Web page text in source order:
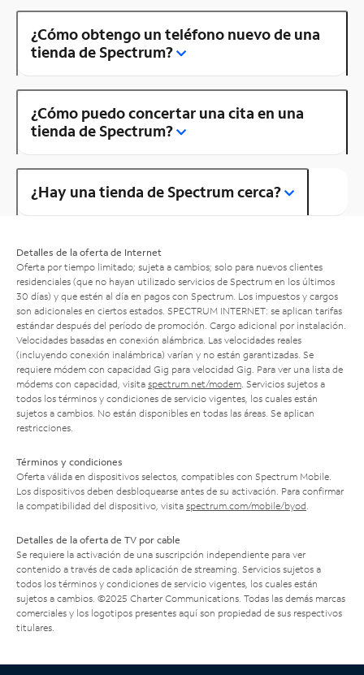
¿Cómo obtengo un teléfono nuevo de una
tienda de Spectrum?
¿Cómo puedo concertar una cita en una
tienda de Spectrum?
¿Hay una tienda de Spectrum cerca?
Detalles de la oferta de Internet
Oferta por tiempo limitado; sujeta a cambios; solo para nuevos clientes
residenciales (que no hayan utilizado servicios de Spectrum en los últimos
30 días) y que estén al día en pagos con Spectrum. Los impuestos y cargos
son adicionales en ciertos estados. SPECTRUM INTERNET: se aplican tarifas
estándar después del período de promoción. Cargo adicional por instalación.
Velocidades basadas en conexión alámbrica. Las velocidades reales
(incluyendo conexión inalámbrica) varían y no están garantizadas. Se
requiere módem con capacidad Gig para velocidad Gig. Para ver una lista de
módems con capacidad, visita spectrum.net/modem . Servicios sujetos a
todos los términos y condiciones de servicio vigentes, los cuales están
sujetos a cambios. No están disponibles en todas las áreas. Se aplican
restricciones.
Términos y condiciones
Oferta válida en dispositivos selectos, compatibles con Spectrum Mobile.
Los dispositivos deben desbloquearse antes de su activación. Para confirmar
la compatibilidad del dispositivo, visita spectrum.com/mobile/byod
Detalles de la oferta de TV por cable
Se requiere la activación de una suscripción independiente para ver
contenido a través de cada aplicación de streaming. Servicios sujetos a
todos los términos y condiciones de servicio vigentes, los cuales están
sujetos a cambios. ©2025 Charter Communications. Todas las demás marcas
comerciales y los logotipos presentes aquí son propiedad de sus respectivos
titulares.